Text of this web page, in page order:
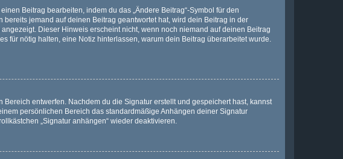
Beitrag bearbeiten, indem du das „Ändere Beitrag“-Symbol für den
jemand auf deinen Beitrag geantwortet hat, wird dein Beitrag in der
Dieser Hinweis erscheint nicht, wenn noch niemand auf deinen Beitrag
für nötig halten, eine Notiz hinterlassen, warum dein Beitrag überarbeitet wurde.
entwerfen. Nachdem du die Signatur erstellt und gespeichert hast, kannst
persönlichen Bereich das standardmäßige Anhängen deiner Signatur
„Signatur anhängen“ wieder deaktivieren.